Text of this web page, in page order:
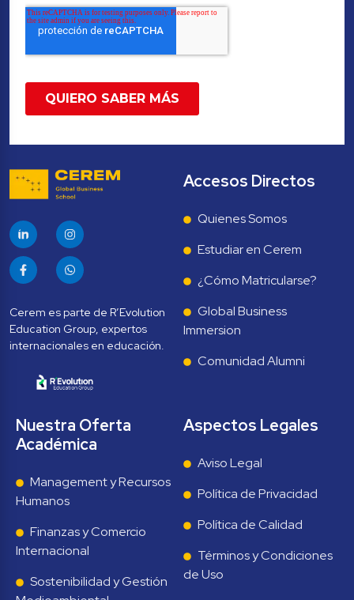
Cerem es parte de R’Evolution
Education Group, expertos
Accesos Directos
Quienes Somos
Estudiar en Cerem
¿Cómo Matricularse?
Global Business
Immersion
Comunidad Alumni
Nuestra Oferta
Académica
Management y Recursos
Humanos
Finanzas y Comercio
Internacional
Sostenibilidad y Gestión
Aspectos Legales
Aviso Legal
Política de Privacidad
Política de Calidad
Términos y Condiciones
de Uso